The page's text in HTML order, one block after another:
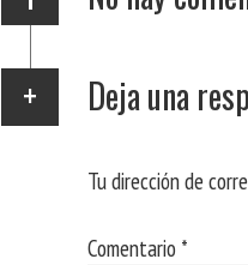
Deja una
Tu dirección de
Comentario *